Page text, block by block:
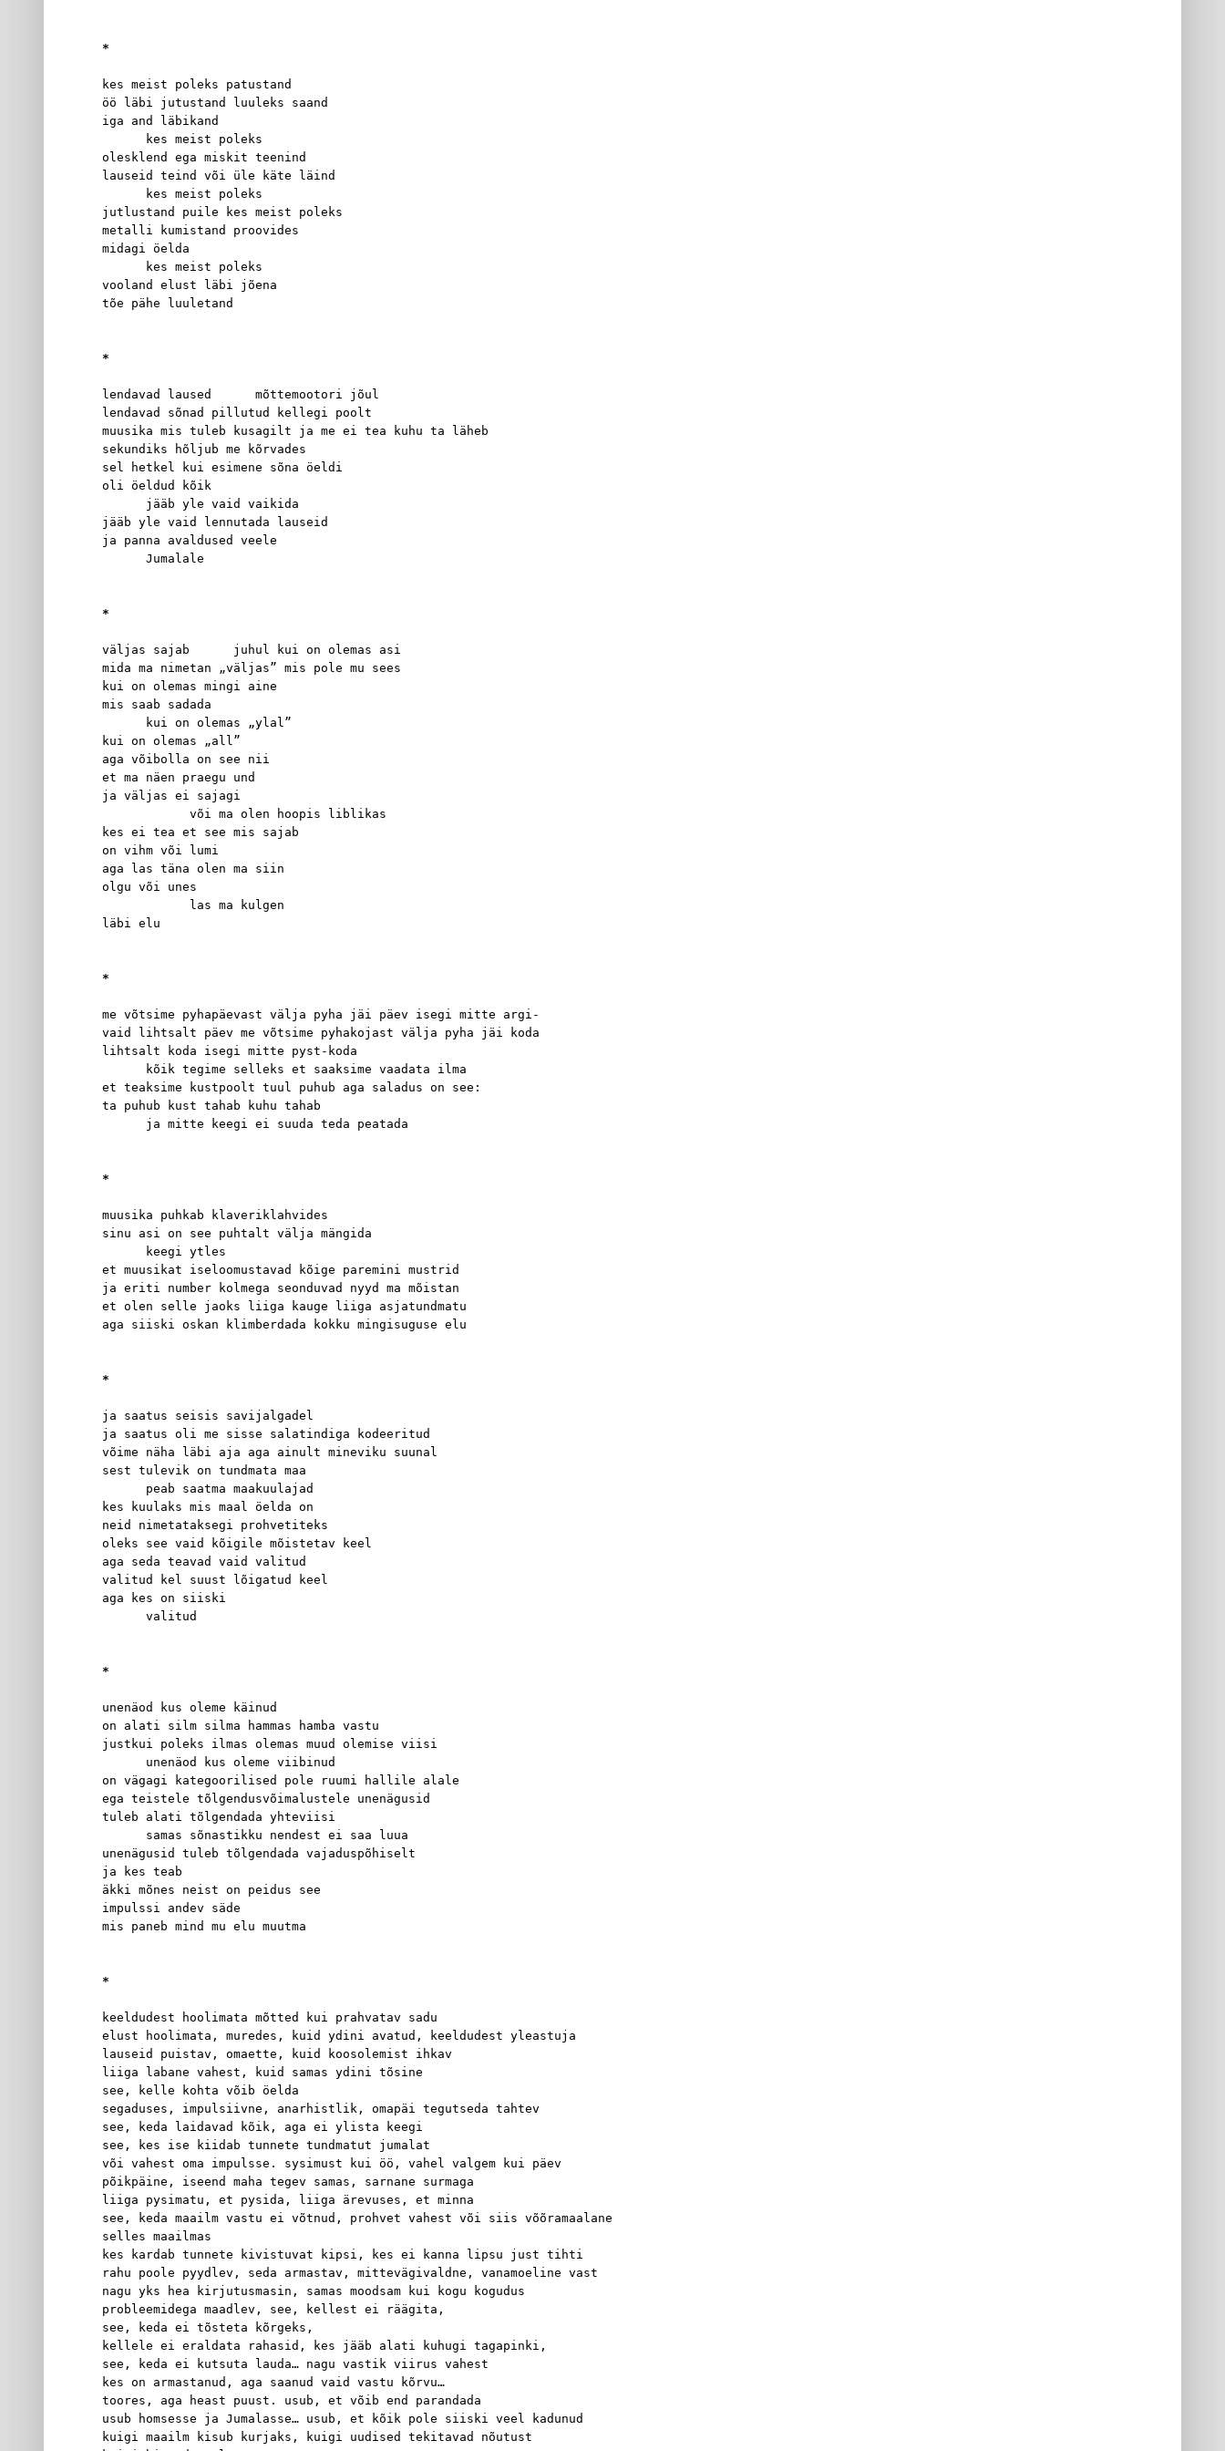
*
kes meist poleks patustand
öö läbi jutustand luuleks saand
iga and läbikand
      kes meist poleks
olesklend ega miskit teenind
lauseid teind või üle käte läind
      kes meist poleks
jutlustand puile kes meist poleks
metalli kumistand proovides
midagi öelda
      kes meist poleks
vooland elust läbi jõena
tõe pähe luuletand
*
lendavad laused      mõttemootori jõul
lendavad sõnad pillutud kellegi poolt
muusika mis tuleb kusagilt ja me ei tea kuhu ta läheb
sekundiks hõljub me kõrvades
sel hetkel kui esimene sõna öeldi
oli öeldud kõik
      jääb yle vaid vaikida
jääb yle vaid lennutada lauseid
ja panna avaldused veele
      Jumalale
*
väljas sajab      juhul kui on olemas asi
mida ma nimetan „väljas” mis pole mu sees
kui on olemas mingi aine
mis saab sadada
      kui on olemas „ylal”
kui on olemas „all”
aga võibolla on see nii
et ma näen praegu und
ja väljas ei sajagi
            või ma olen hoopis liblikas
kes ei tea et see mis sajab
on vihm või lumi
aga las täna olen ma siin
olgu või unes
            las ma kulgen
läbi elu
*
me võtsime pyhapäevast välja pyha jäi päev isegi mitte argi-
vaid lihtsalt päev me võtsime pyhakojast välja pyha jäi koda
lihtsalt koda isegi mitte pyst-koda
      kõik tegime selleks et saaksime vaadata ilma
et teaksime kustpoolt tuul puhub aga saladus on see:
ta puhub kust tahab kuhu tahab
      ja mitte keegi ei suuda teda peatada
*
muusika puhkab klaveriklahvides
sinu asi on see puhtalt välja mängida
      keegi ytles
et muusikat iseloomustavad kõige paremini mustrid
ja eriti number kolmega seonduvad nyyd ma mõistan
et olen selle jaoks liiga kauge liiga asjatundmatu
aga siiski oskan klimberdada kokku mingisuguse elu
*
ja saatus seisis savijalgadel
ja saatus oli me sisse salatindiga kodeeritud
võime näha läbi aja aga ainult mineviku suunal
sest tulevik on tundmata maa
      peab saatma maakuulajad
kes kuulaks mis maal öelda on
neid nimetataksegi prohvetiteks
oleks see vaid kõigile mõistetav keel
aga seda teavad vaid valitud
valitud kel suust lõigatud keel
aga kes on siiski
      valitud
*
unenäod kus oleme käinud
on alati silm silma hammas hamba vastu
justkui poleks ilmas olemas muud olemise viisi
      unenäod kus oleme viibinud
on vägagi kategoorilised pole ruumi hallile alale
ega teistele tõlgendusvõimalustele unenägusid
tuleb alati tõlgendada yhteviisi
      samas sõnastikku nendest ei saa luua
unenägusid tuleb tõlgendada vajaduspõhiselt
ja kes teab
äkki mõnes neist on peidus see
impulssi andev säde
mis paneb mind mu elu muutma
*
keeldudest hoolimata mõtted kui prahvatav sadu
elust hoolimata, muredes, kuid ydini avatud, keeldudest yleastuja
lauseid puistav, omaette, kuid koosolemist ihkav
liiga labane vahest, kuid samas ydini tõsine
see, kelle kohta võib öelda
segaduses, impulsiivne, anarhistlik, omapäi tegutseda tahtev
see, keda laidavad kõik, aga ei ylista keegi
see, kes ise kiidab tunnete tundmatut jumalat
või vahest oma impulsse. sysimust kui öö, vahel valgem kui päev
põikpäine, iseend maha tegev samas, sarnane surmaga
liiga pysimatu, et pysida, liiga ärevuses, et minna
see, keda maailm vastu ei võtnud, prohvet vahest või siis võõramaalane
selles maailmas
kes kardab tunnete kivistuvat kipsi, kes ei kanna lipsu just tihti
rahu poole pyydlev, seda armastav, mittevägivaldne, vanamoeline vast
nagu yks hea kirjutusmasin, samas moodsam kui kogu kogudus
probleemidega maadlev, see, kellest ei räägita,
see, keda ei tõsteta kõrgeks,
kellele ei eraldata rahasid, kes jääb alati kuhugi tagapinki,
see, keda ei kutsuta lauda… nagu vastik viirus vahest
kes on armastanud, aga saanud vaid vastu kõrvu…
toores, aga heast puust. usub, et võib end parandada
usub homsesse ja Jumalasse… usub, et kõik pole siiski veel kadunud
kuigi maailm kisub kurjaks, kuigi uudised tekitavad nõutust